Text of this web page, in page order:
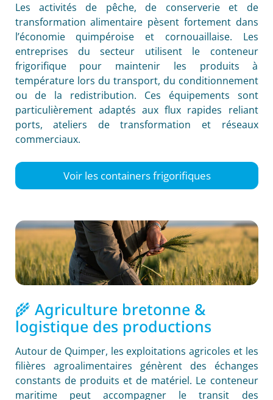
Les activités de pêche, de conserverie et de
transformation alimentaire pèsent fortement dans
l’économie quimpéroise et cornouaillaise. Les
entreprises du secteur utilisent le conteneur
frigorifique pour maintenir les produits à
température lors du transport, du conditionnement
ou de la redistribution. Ces équipements sont
particulièrement adaptés aux flux rapides reliant
ports, ateliers de transformation et réseaux
commerciaux.
Voir les containers frigorifiques
🌾 Agriculture bretonne &
logistique des productions
Autour de Quimper, les exploitations agricoles et les
filières agroalimentaires génèrent des échanges
constants de produits et de matériel. Le conteneur
maritime peut accompagner le transit des